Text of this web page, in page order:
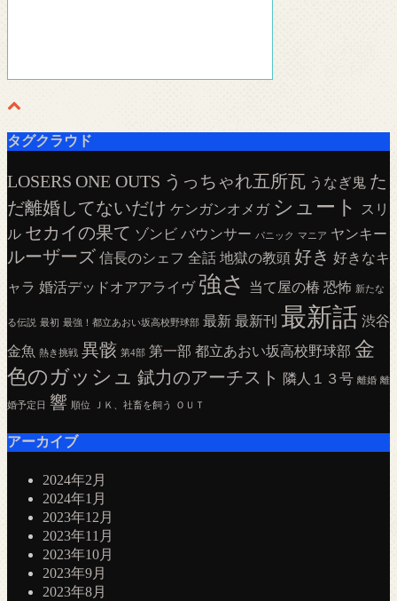
タグクラウド
LOSERS ONE OUTS うっちゃれ五所瓦 うなぎ鬼 た
だ離婚してないだけ ケンガンオメガ シュート
スリ
ル セカイの果て ゾンビ バウンサー パニック マニア ヤンキー
ルーザーズ 信長のシェフ 全話 地獄の教頭 好き 好きなキ
ャラ 婚活デッドオアアライヴ 強さ 当て屋の椿 恐怖 新たな
る伝説 最初 最強！都立あおい坂高校野球部 最新 最新刊 最新話 渋谷
金魚 熱き挑戦 異骸 第4部 第一部 都立あおい坂高校野球部 金
色のガッシュ 錻力のアーチスト 隣人１３号 離婚 離
婚予定日 響 順位 ＪＫ、社畜を飼う ＯＵＴ
アーカイブ
2024年2月
2024年1月
2023年12月
2023年11月
2023年10月
2023年9月
2023年8月